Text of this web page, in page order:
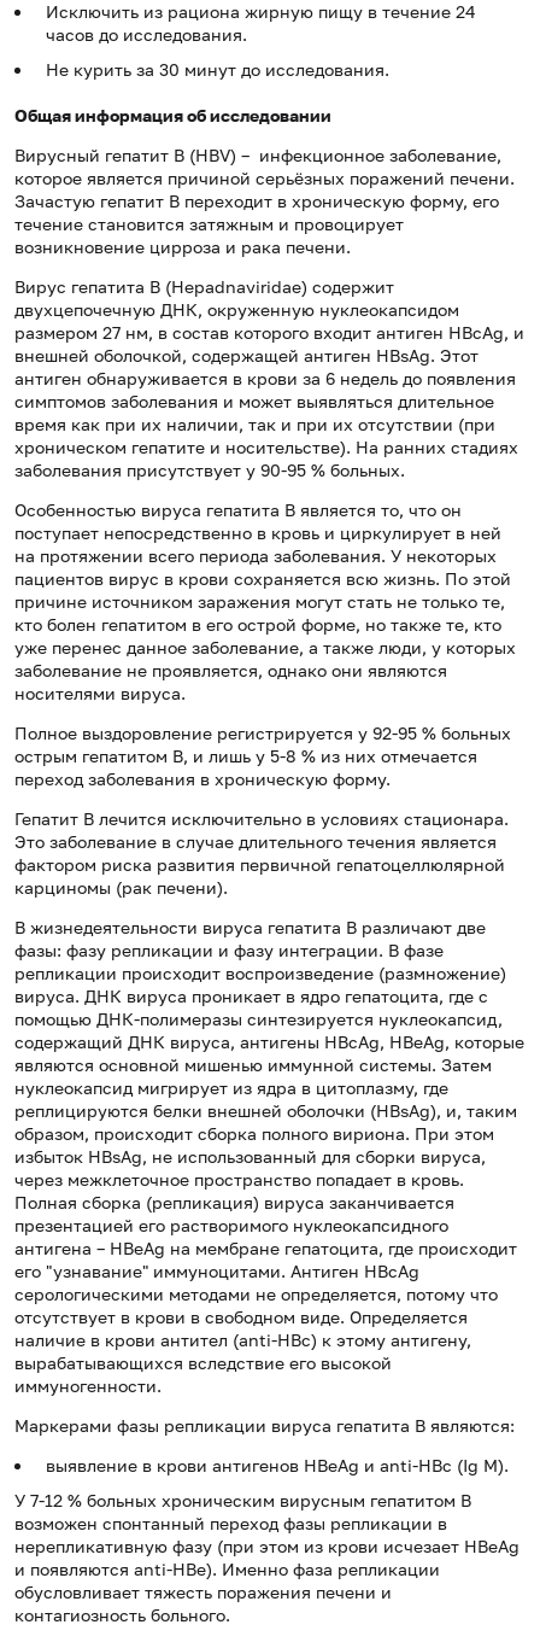
Исключить из рациона жирную пищу в течение 24
часов до исследования.
Не курить за 30 минут до исследования.
Общая информация об исследовании
Вирусный гепатит B (HBV) – инфекционное заболевание,
которое является причиной серьёзных поражений печени.
Зачастую гепатит B переходит в хроническую форму, его
течение становится затяжным и провоцирует
возникновение цирроза и рака печени.
Вирус гепатита B (Hepadnaviridae) содержит
двухцепочечную ДНК, окруженную нуклеокапсидом
размером 27 нм, в состав которого входит антиген HBcAg, и
внешней оболочкой, содержащей антиген HBsAg. Этот
антиген обнаруживается в крови за 6 недель до появления
симптомов заболевания и может выявляться длительное
время как при их наличии, так и при их отсутствии (при
хроническом гепатите и носительстве). На ранних стадиях
заболевания присутствует у 90-95 % больных.
Особенностью вируса гепатита B является то, что он
поступает непосредственно в кровь и циркулирует в ней
на протяжении всего периода заболевания. У некоторых
пациентов вирус в крови сохраняется всю жизнь. По этой
причине источником заражения могут стать не только те,
кто болен гепатитом в его острой форме, но также те, кто
уже перенес данное заболевание, а также люди, у которых
заболевание не проявляется, однако они являются
носителями вируса.
Полное выздоровление регистрируется у 92-95 % больных
острым гепатитом В, и лишь у 5-8 % из них отмечается
переход заболевания в хроническую форму.
Гепатит B лечится исключительно в условиях стационара.
Это заболевание в случае длительного течения является
фактором риска развития первичной гепатоцеллюлярной
карциномы (рак печени).
В жизнедеятельности вируса гепатита В различают две
фазы: фазу репликации и фазу интеграции. В фазе
репликации происходит воспроизведение (размножение)
вируса. ДНК вируса проникает в ядро гепатоцита, где с
помощью ДНК-полимеразы синтезируется нуклеокапсид,
содержащий ДНК вируса, антигены HBcAg, HBeAg, которые
являются основной мишенью иммунной системы. Затем
нуклеокапсид мигрирует из ядра в цитоплазму, где
реплицируются белки внешней оболочки (HBsAg), и, таким
образом, происходит сборка полного вириона. При этом
избыток HBsAg, не использованный для сборки вируса,
через межклеточное пространство попадает в кровь.
Полная сборка (репликация) вируса заканчивается
презентацией его растворимого нуклеокапсидного
антигена – HBeAg на мембране гепатоцита, где происходит
его "узнавание" иммуноцитами. Антиген HBcAg
серологическими методами не определяется, потому что
отсутствует в крови в свободном виде. Определяется
наличие в крови антител (anti-HBc) к этому антигену,
вырабатывающихся вследствие его высокой
иммуногенности.
Маркерами фазы репликации вируса гепатита В являются:
выявление в крови антигенов HBeAg и anti-HBc (Ig M).
У 7-12 % больных хроническим вирусным гепатитом В
возможен спонтанный переход фазы репликации в
нерепликативную фазу (при этом из крови исчезает HBeAg
и появляются anti-HBe). Именно фаза репликации
обусловливает тяжесть поражения печени и
контагиозность больного.